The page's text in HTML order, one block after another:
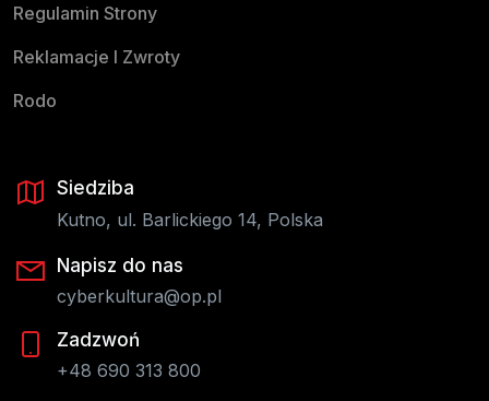
Regulamin Strony
Reklamacje I Zwroty
Rodo
Siedziba
Kutno, ul. Barlickiego 14, Polska
Napisz do nas
cyberkultura@op.pl
Zadzwoń
+48 690 313 800